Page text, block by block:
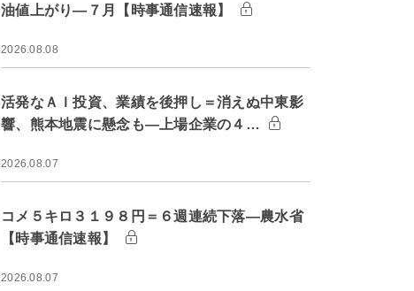
油値上がり―７月【時事通信速報】
2026.08.08
活発なＡＩ投資、業績を後押し＝消えぬ中東影
響、熊本地震に懸念も―上場企業の４…
2026.08.07
コメ５キロ３１９８円＝６週連続下落―農水省
【時事通信速報】
2026.08.07